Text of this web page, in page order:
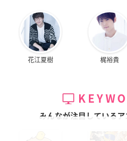
花江夏樹 梶裕貴
みんなが注目している